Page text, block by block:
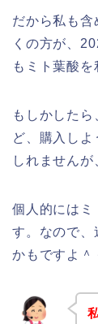
だから私も含
くの方が、
もミト葉酸
もしかした
ど、購入し
しれませんが
個人的にはミ
す。なので、
かもですよ＾